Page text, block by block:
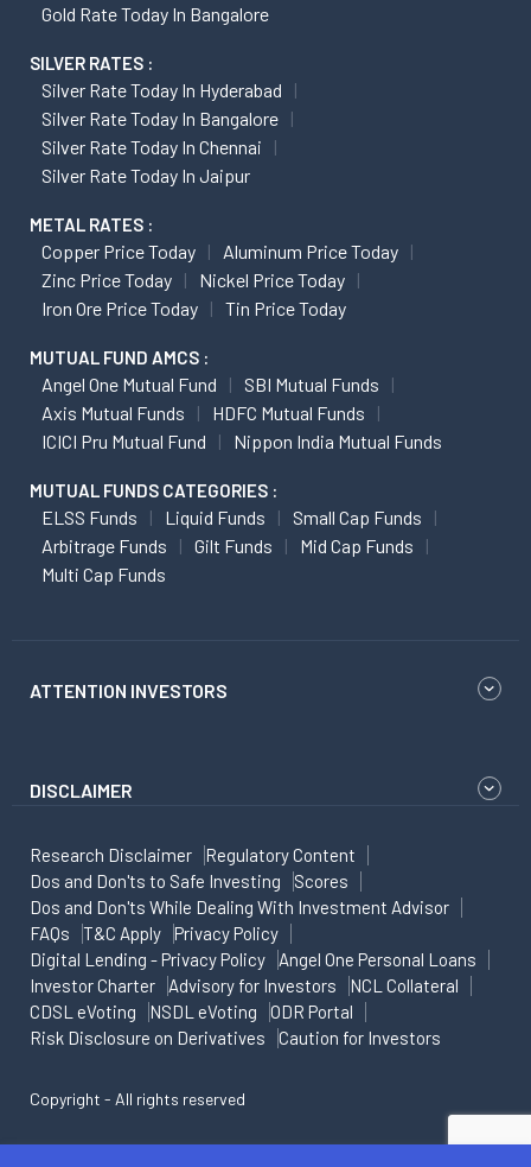
Gold Rate Today In Bangalore
SILVER RATES :
Silver Rate Today In Hyderabad
Silver Rate Today In Bangalore
Silver Rate Today In Chennai
Silver Rate Today In Jaipur
METAL RATES :
Copper Price Today
Aluminum Price Today
Zinc Price Today
Nickel Price Today
Iron Ore Price Today
Tin Price Today
MUTUAL FUND AMCS :
Angel One Mutual Fund
SBI Mutual Funds
Axis Mutual Funds
HDFC Mutual Funds
ICICI Pru Mutual Fund
Nippon India Mutual Funds
MUTUAL FUNDS CATEGORIES :
ELSS Funds Liquid Funds
Small Cap Funds
Arbitrage Funds
Gilt Funds
Mid Cap Funds
Multi Cap Funds
ATTENTION INVESTORS
DISCLAIMER
Research Disclaimer
Regulatory Content
Dos and Don'ts to Safe Investing
Scores
Dos and Don'ts While Dealing With Investment Advisor
FAQs
T&C Apply
Privacy Policy
Digital Lending - Privacy Policy
Angel One Personal Loans
Investor Charter
Advisory for Investors
NCL Collateral
CDSL eVoting
NSDL eVoting
ODR Portal
Risk Disclosure on Derivatives
Caution for Investors
Copyright - All rights reserved